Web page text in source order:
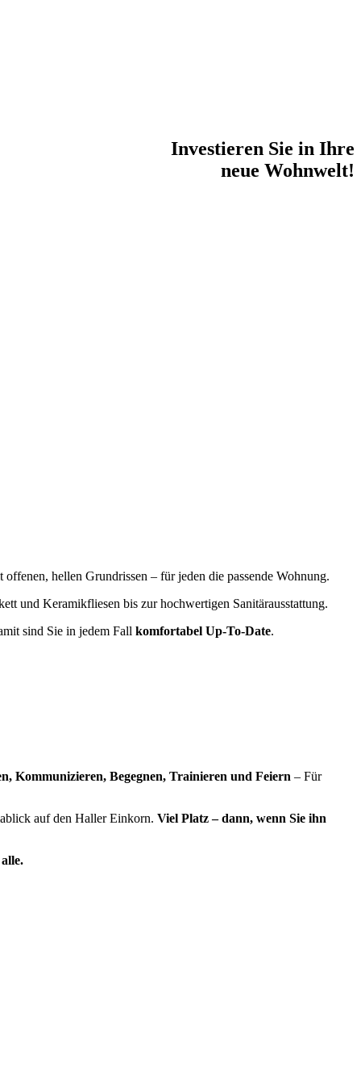
Investieren Sie in Ihre
neue Wohnwelt!
offenen, hellen Grundrissen – für jeden die passende Wohnung.
und Keramikfliesen bis zur hochwertigen Sanitärausstattung.
sind Sie in jedem Fall komfortabel Up-To-Date.
Kommunizieren, Begegnen, Trainieren und Feiern – Für
auf den Haller Einkorn. Viel Platz – dann, wenn Sie ihn